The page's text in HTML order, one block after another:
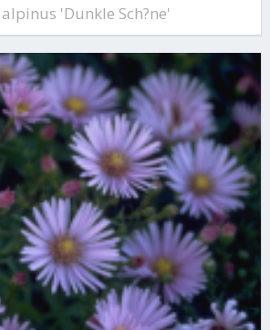
'Dunkle Sch?ne'